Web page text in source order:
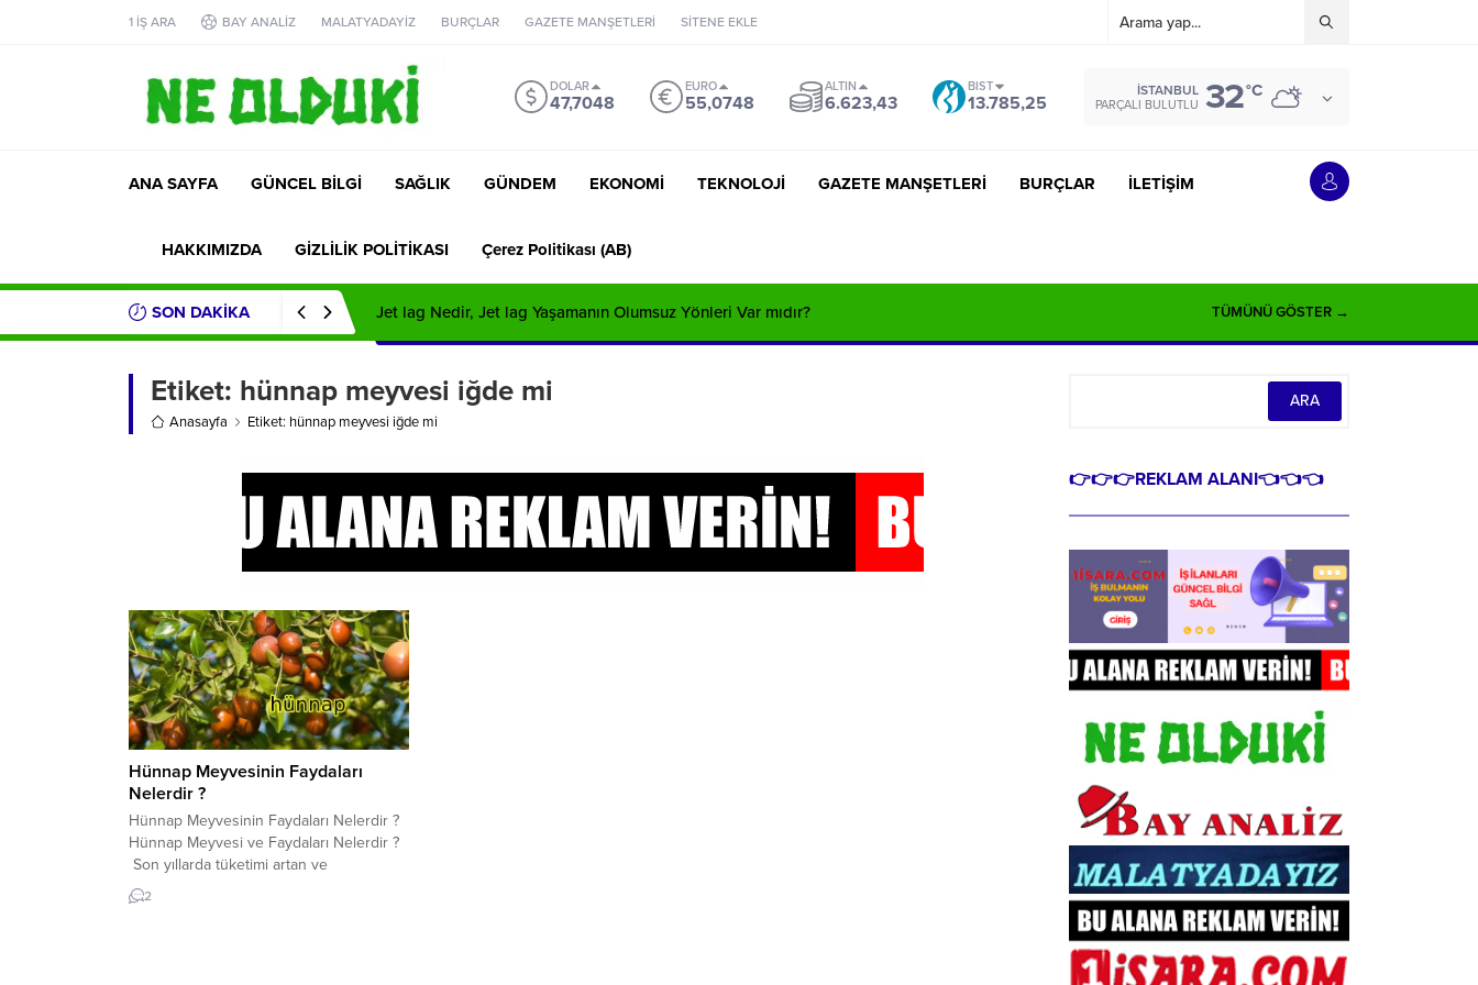
1 İŞ ARA BAY ANALİZ MALATYADAYİZ BURÇLAR GAZETE MANŞETLERİ SİTENE EKLE
DOLAR
47,7048
EURO
55,0748
ALTIN
6.623,43
BIST
13.785,25
İSTANBUL
PARÇALI BULUTLU 32°C
ANA SAYFA GÜNCEL BİLGİ SAĞLIK GÜNDEM EKONOMİ TEKNOLOJİ GAZETE MANŞETLERİ BURÇLAR İLETİŞİM
HAKKIMIZDA GİZLİLİK POLİTİKASI Çerez Politikası (AB)
SON DAKİKA Jet lag Nedir, Jet lag Yaşamanın Olumsuz Yönleri Var mıdır? TÜMÜNÜ GÖSTER →
Etiket: hünnap meyvesi iğde mi
Anasayfa Etiket: hünnap meyvesi iğde mi
Hünnap Meyvesinin Faydaları
Nelerdir ?
Hünnap Meyvesinin Faydaları Nelerdir ?
Hünnap Meyvesi ve Faydaları Nelerdir ?
Son yıllarda tüketimi artan ve
tezgahlarda daha sık rastlanan hünnap
meyvesi ve faydaları hakkında bilgi almak
2
👉👉👉REKLAM ALANI👈👈👈